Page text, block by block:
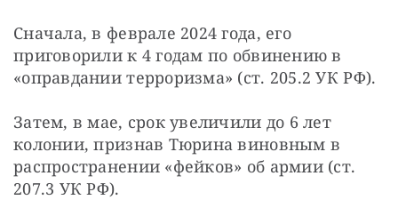
Сначала, в феврале 2024 года, его
приговорили к 4 годам по обвинению в
«оправдании терроризма» (ст. 205.2 УК РФ).
Затем, в мае, срок увеличили до 6 лет
колонии, признав Тюрина виновным в
распространении «фейков» об армии (ст.
207.3 УК РФ).